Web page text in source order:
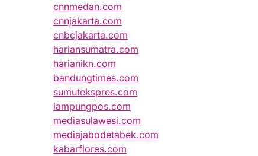
cnnmedan.com
cnnjakarta.com
cnbcjakarta.com
hariansumatra.com
harianikn.com
bandungtimes.com
sumutekspres.com
lampungpos.com
mediasulawesi.com
mediajabodetabek.com
kabarflores.com